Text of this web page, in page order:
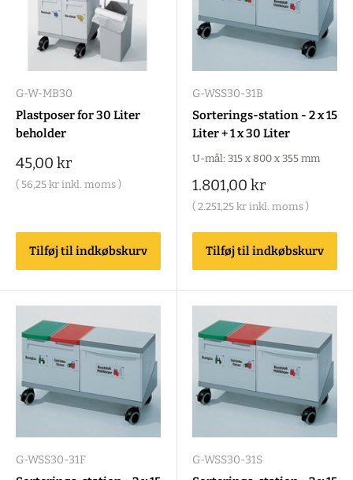
G-W-MB30
Plastposer for 30 Liter
beholder
Salgspris
45,00 kr
( 56,25 kr inkl. moms )
Tilføj til indkøbskurv
G-WSS30-31B
Sorterings-station - 2 x 15
Liter + 1 x 30 Liter
U-mål: 315 x 800 x 355 mm
Salgspris
1.801,00 kr
( 2.251,25 kr inkl. moms )
Tilføj til indkøbskurv
G-WSS30-31F G-WSS30-31S